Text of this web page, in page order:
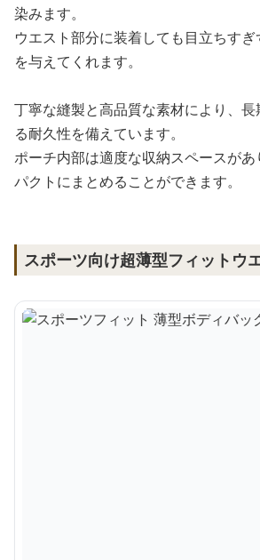
染みます。
ウエスト部分に装着しても目立ちす
を与えてくれます。
丁寧な縫製と高品質な素材により、長
る耐久性を備えています。
ポーチ内部は適度な収納スペースが
パクトにまとめることができます。
スポーツ向け超薄型フィットウ